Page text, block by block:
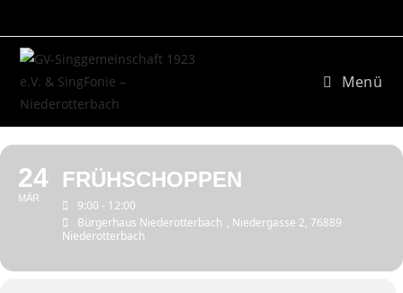
Inhalt
springen
Menü
24
MÄR
FRÜHSCHOPPEN
9:00 - 12:00
Bürgerhaus Niederotterbach , Niedergasse 2, 76889
Niederotterbach